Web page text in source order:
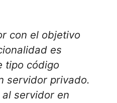
con el objetivo
es
tipo código
servidor privado.
servidor en